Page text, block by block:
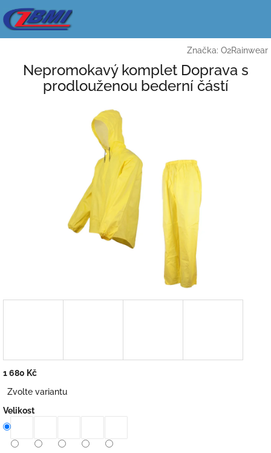
na
obsah
Značka: O2Rainwear
Nepromokavý komplet Doprava s
prodlouženou bederní částí
1 680 Kč
cena:
Zvolte variantu
Velikost